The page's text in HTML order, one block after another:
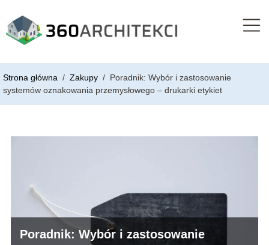
Strona główna / Zakupy / Poradnik: Wybór i zastosowanie
systemów oznakowania przemysłowego – drukarki etykiet
Poradnik: Wybór i zastosowanie